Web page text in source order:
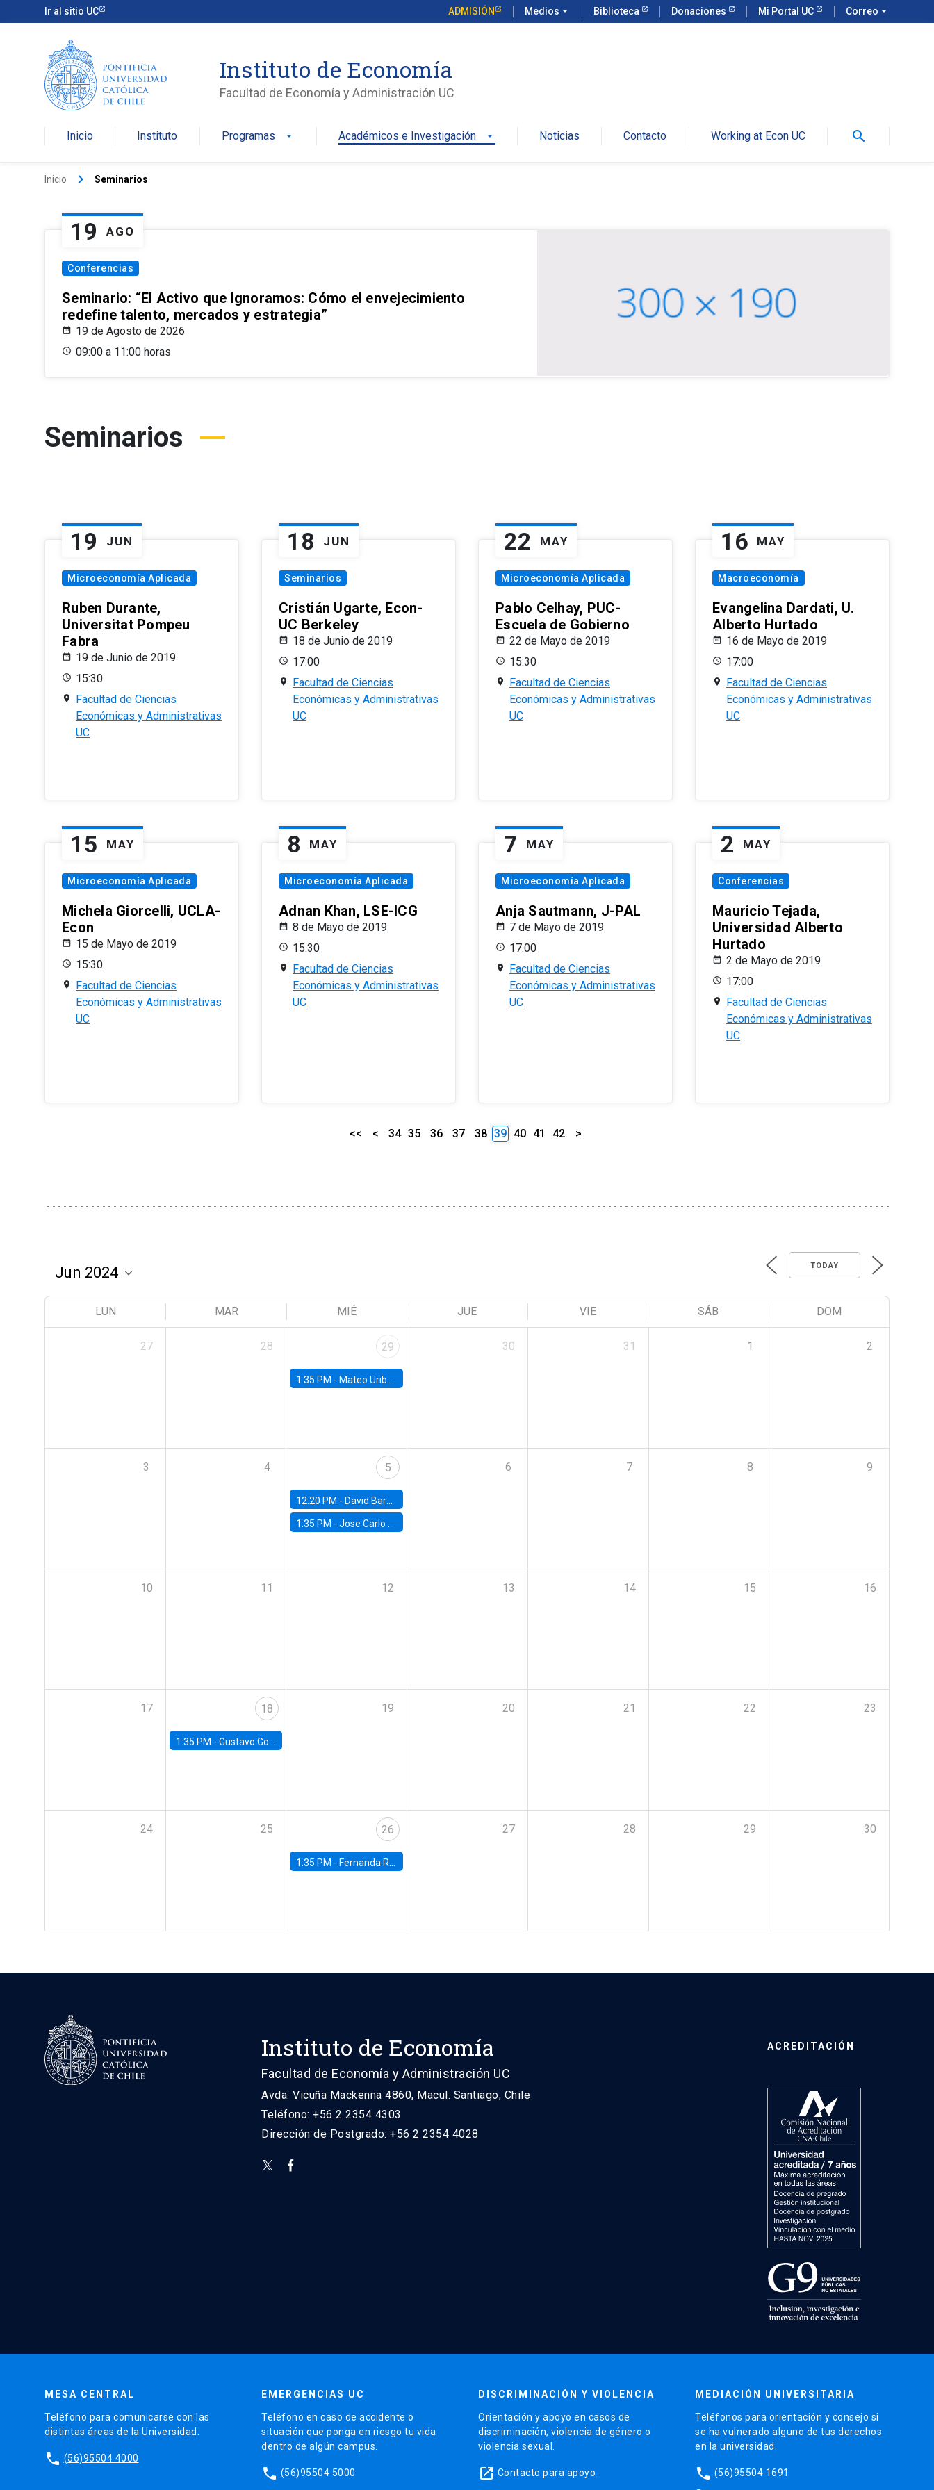
Ir al sitio UC ADMISIÓN Medios arrow_drop_down Biblioteca Donaciones Mi Portal UC Correo arrow_drop_down
Instituto de Economía
Facultad de Economía y Administración UC
Inicio Instituto Programas arrow_drop_down Académicos e Investigación arrow_drop_down Noticias Contacto Working at Econ UC search
Inicio keyboard_arrow_right Seminarios
19 AGO
Conferencias
Seminario: “El Activo que Ignoramos: Cómo el envejecimiento
redefine talento, mercados y estrategia”
19 de Agosto de 2026
09:00 a 11:00 horas
Seminarios
19 JUN
Microeconomía Aplicada
Ruben Durante,
Universitat Pompeu
Fabra
19 de Junio de 2019
15:30
Facultad de Ciencias
Económicas y Administrativas
UC
18 JUN
Seminarios
Cristián Ugarte, Econ-
UC Berkeley
18 de Junio de 2019
17:00
Facultad de Ciencias
Económicas y Administrativas
UC
22 MAY
Microeconomía Aplicada
Pablo Celhay, PUC-
Escuela de Gobierno
22 de Mayo de 2019
15:30
Facultad de Ciencias
Económicas y Administrativas
UC
16 MAY
Macroeconomía
Evangelina Dardati, U.
Alberto Hurtado
16 de Mayo de 2019
17:00
Facultad de Ciencias
Económicas y Administrativas
UC
15 MAY
Microeconomía Aplicada
Michela Giorcelli, UCLA-
Econ
15 de Mayo de 2019
15:30
Facultad de Ciencias
Económicas y Administrativas
UC
8 MAY
Microeconomía Aplicada
Adnan Khan, LSE-ICG
8 de Mayo de 2019
15:30
Facultad de Ciencias
Económicas y Administrativas
UC
7 MAY
Microeconomía Aplicada
Anja Sautmann, J-PAL
7 de Mayo de 2019
17:00
Facultad de Ciencias
Económicas y Administrativas
UC
2 MAY
Conferencias
Mauricio Tejada,
Universidad Alberto
Hurtado
2 de Mayo de 2019
17:00
Facultad de Ciencias
Económicas y Administrativas
UC
<< < 34 35 36 37 38 39 40 41 42 >
TODAY
LUN MAR MIÉ JUE VIE SÁB DOM
27 28 29
1:35 PM - Mateo Uribe-Castro, Universidad de los Andes (Colombia)
30 31 1 2
3 4 5
12:20 PM - David Bardey, Universidad de los Andes - CEDE
1:35 PM -Jose Carlo Bermudez, UC (ME) & World Bank
6 7 8 9
10 11 12 13 14 15 16
17 18
1:35 PM - Gustavo González, Banco Central de Chile
19 20 21 22 23
24 25 26
1:35 PM - Fernanda Rojas Ampuero, University of Wisconsin-Madison
27 28 29 30
Instituto de Economía
Facultad de Economía y Administración UC
Avda. Vicuña Mackenna 4860, Macul. Santiago, Chile
Teléfono: +56 2 2354 4303
Dirección de Postgrado: +56 2 2354 4028
ACREDITACIÓN
MESA CENTRAL
Teléfono para comunicarse con las
distintas áreas de la Universidad.
phone (56)95504 4000
EMERGENCIAS UC
Teléfono en caso de accidente o
situación que ponga en riesgo tu vida
dentro de algún campus.
phone (56)95504 5000
DISCRIMINACIÓN Y VIOLENCIA
Orientación y apoyo en casos de
discriminación, violencia de género o
violencia sexual.
launch Contacto para apoyo
MEDIACIÓN UNIVERSITARIA
Teléfonos para orientación y consejo si
se ha vulnerado alguno de tus derechos
en la universidad.
phone (56)95504 1691